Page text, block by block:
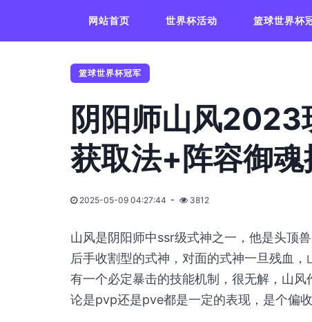
网站首页 世界杯活动 篮球世界杯
篮球世界杯冠军
阴阳师山风
获取法+阵容御魂
2025-05-09 04:27:44 3812
山风是阴阳师中ssr级式神之一，他是头顶
后手收割型的式神，对面的式神一旦残血
有一个必定暴击的技能机制，很无解，山
论是pvp还是pve都是一定的表现，是个偏收